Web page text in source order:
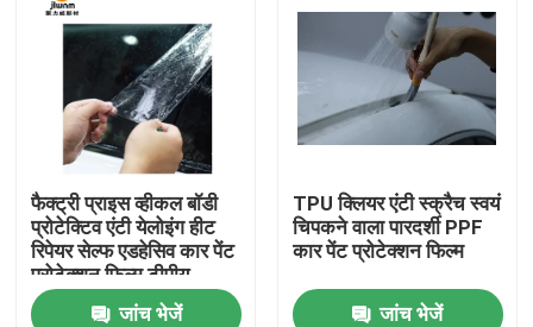
संपर्क
उत्पाद
टीपीयू पीपीएफ फिल्म
टीपीयू कार फिल्म
फैक्ट्री प्राइस व्हीकल बॉडी
प्रोटेक्टिव एंटी येलोइंग हीट
रिपेयर सेल्फ एडहेसिव कार पेंट
प्रोटेक्शन फिल्म टीपीयू
पीपीएफ
जांच भेजें
TPU क्लियर एंटी स्क्रैच स्वयं
चिपकने वाला पारदर्शी PPF
कार पेंट प्रोटेक्शन फिल्म
जांच भेजें